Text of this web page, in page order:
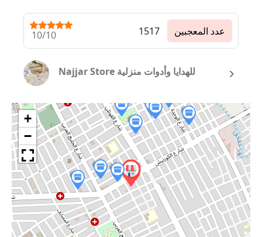
10/10 1517 عدد المعجبين
Najjar Store للهدايا وأدوات منزلية
+
−